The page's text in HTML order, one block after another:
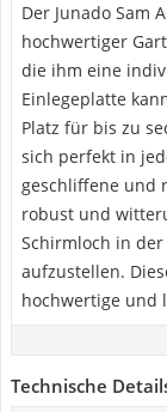
Der Junado Sam
hochwertiger
die ihm eine
Einlegeplatte
Platz für bis zu
sich perfekt in
geschliffene und
robust und
Schirmloch in
aufzustellen.
hochwertige und
Technische